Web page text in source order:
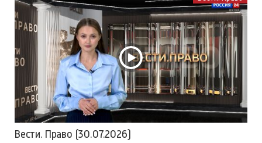
Вести. Право (30.07.2026)